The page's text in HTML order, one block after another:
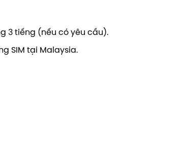
3 tiếng (nếu có yêu cầu).
SIM tại Malaysia.